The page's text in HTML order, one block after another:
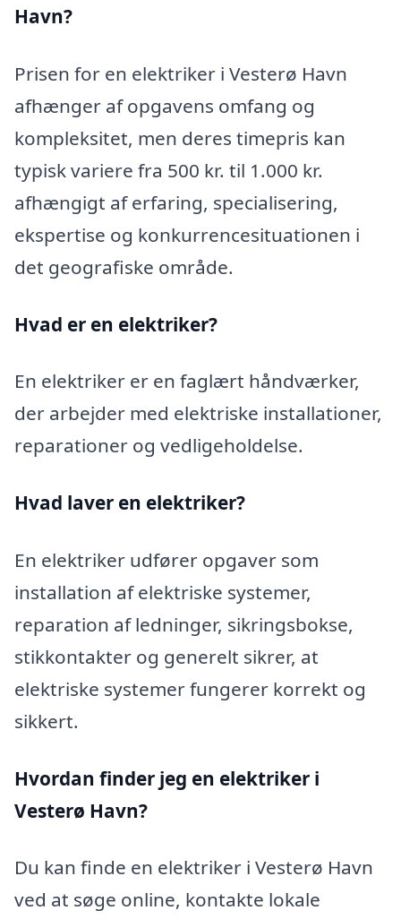
Havn?
Prisen for en elektriker i Vesterø Havn
afhænger af opgavens omfang og
kompleksitet, men deres timepris kan
typisk variere fra 500 kr. til 1.000 kr.
afhængigt af erfaring, specialisering,
ekspertise og konkurrencesituationen i
det geografiske område.
Hvad er en elektriker?
En elektriker er en faglært håndværker,
der arbejder med elektriske installationer,
reparationer og vedligeholdelse.
Hvad laver en elektriker?
En elektriker udfører opgaver som
installation af elektriske systemer,
reparation af ledninger, sikringsbokse,
stikkontakter og generelt sikrer, at
elektriske systemer fungerer korrekt og
sikkert.
Hvordan finder jeg en elektriker i
Vesterø Havn?
Du kan finde en elektriker i Vesterø Havn
ved at søge online, kontakte lokale